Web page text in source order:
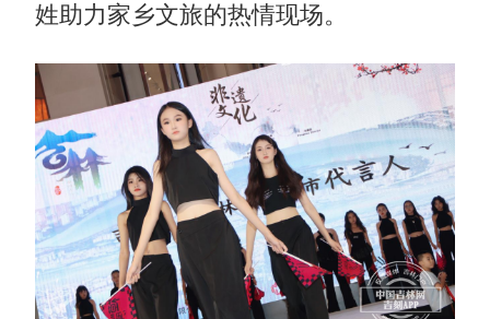
姓助力家乡文旅的热情现场。